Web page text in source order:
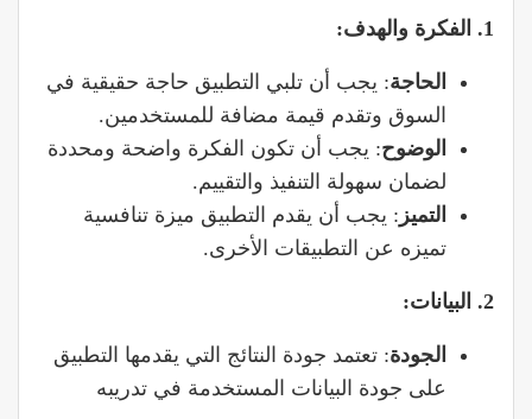
1. الفكرة والهدف:
الحاجة: يجب أن تلبي التطبيق حاجة حقيقية في
السوق وتقدم قيمة مضافة للمستخدمين.
الوضوح: يجب أن تكون الفكرة واضحة ومحددة
لضمان سهولة التنفيذ والتقييم.
التميز : يجب أن يقدم التطبيق ميزة تنافسية
تميزه عن التطبيقات الأخرى.
2. البيانات:
الجودة: تعتمد جودة النتائج التي يقدمها التطبيق
على جودة البيانات المستخدمة في تدريبه